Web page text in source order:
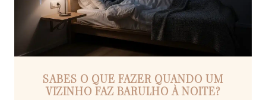
SABES O QUE FAZER QUANDO UM
VIZINHO FAZ BARULHO À NOITE?